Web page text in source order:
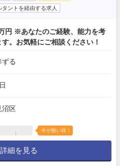
タントを経由する求人
円 ※あなたのご経験、能力を考
。お気軽にご相談ください！
る
沼区
今が狙い目！
細を見る